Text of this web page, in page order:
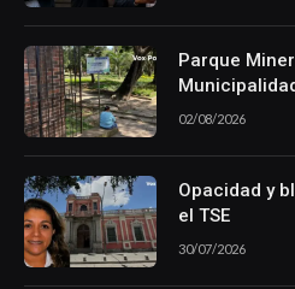
Parque
02/08/2026
Opacidad y
el TSE
30/07/2026